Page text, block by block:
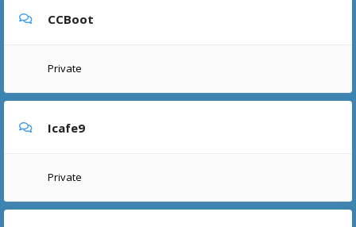
CCBoot
Private
Icafe9
Private